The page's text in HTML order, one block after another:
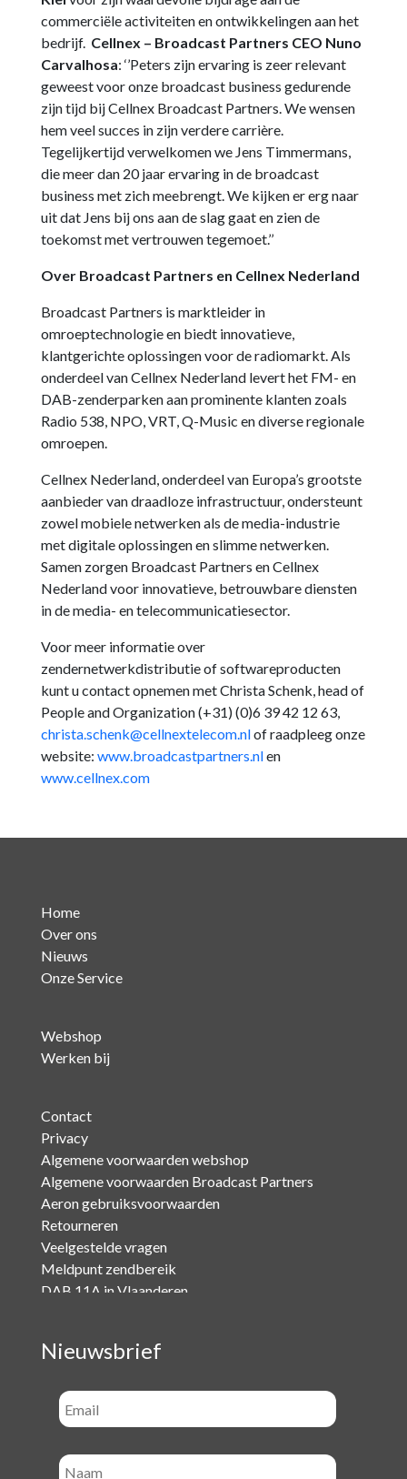
commerciële activiteiten en ontwikkelingen aan het
bedrijf. Cellnex – Broadcast Partners CEO Nuno
Carvalhosa: ‘’Peters zijn ervaring is zeer relevant
geweest voor onze broadcast business gedurende
zijn tijd bij Cellnex Broadcast Partners. We wensen
hem veel succes in zijn verdere carrière.
Tegelijkertijd verwelkomen we Jens Timmermans,
die meer dan 20 jaar ervaring in de broadcast
business met zich meebrengt. We kijken er erg naar
uit dat Jens bij ons aan de slag gaat en zien de
toekomst met vertrouwen tegemoet.’’
Over Broadcast Partners en Cellnex Nederland
Broadcast Partners is marktleider in
omroeptechnologie en biedt innovatieve,
klantgerichte oplossingen voor de radiomarkt. Als
onderdeel van Cellnex Nederland levert het FM- en
DAB-zenderparken aan prominente klanten zoals
Radio 538, NPO, VRT, Q-Music en diverse regionale
omroepen.
Cellnex Nederland, onderdeel van Europa’s grootste
aanbieder van draadloze infrastructuur, ondersteunt
zowel mobiele netwerken als de media-industrie
met digitale oplossingen en slimme netwerken.
Samen zorgen Broadcast Partners en Cellnex
Nederland voor innovatieve, betrouwbare diensten
in de media- en telecommunicatiesector.
Voor meer informatie over
zendernetwerkdistributie of softwareproducten
kunt u contact opnemen met Christa Schenk, head of
People and Organization (+31) (0)6 39 42 12 63,
christa.schenk@cellnextelecom.nlof raadpleeg onze
website: www.broadcastpartners.nlen
www.cellnex.com
Home
Over ons
Nieuws
Onze Service
Webshop
Werken bij
Contact
Privacy
Algemene voorwaarden webshop
Algemene voorwaarden Broadcast Partners
Aeron gebruiksvoorwaarden
Retourneren
Veelgestelde vragen
Meldpunt zendbereik
DAB 11A in Vlaanderen
Nieuwsbrief